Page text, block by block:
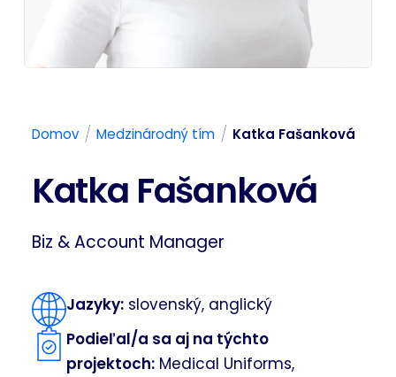
Domov / Medzinárodný tím / Katka Fašanková
Katka Fašanková
Biz & Account Manager
Jazyky:slovenský, anglický
Podieľal/a sa aj na týchto
projektoch:Medical Uniforms,